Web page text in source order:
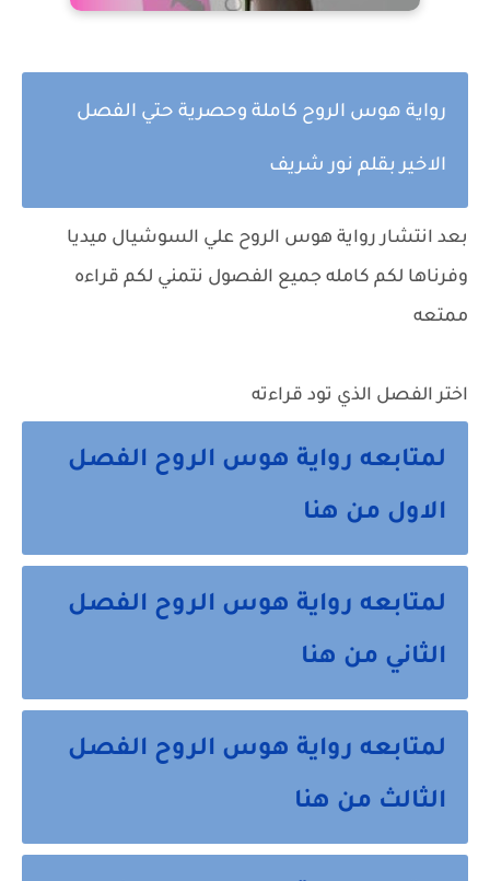
رواية هوس الروح كاملة وحصرية حتي الفصل
الاخير بقلم نور شريف
بعد انتشار رواية هوس الروح علي السوشيال ميديا
وفرناها لكم كامله جميع الفصول نتمني لكم قراءه
ممتعه
اختر الفصل الذي تود قراءته
لمتابعه رواية هوس الروح الفصل
الاول من هنا
لمتابعه رواية هوس الروح الفصل
الثاني من هنا
لمتابعه رواية هوس الروح الفصل
الثالث من هنا